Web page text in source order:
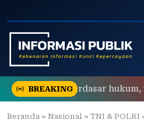
to
content
BREAKING
tidak berdasar hukum,
Beranda » Nasional » TNI & POLRI